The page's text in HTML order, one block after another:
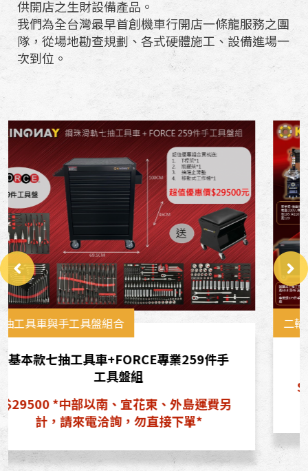
之
生
財
設
備
產
品
。
供開店之生財設備產品。
我們為全台灣最早首創機車行開店一條龍服務之團
隊，從場地勘查規劃、各式硬體施工、設備進場一
次到位。
二輪機車行-開店套裝基礎套裝
$176888 西半部免運含安裝 / 花東地區運
費另計含安裝
二輪機車行-開店套裝基礎套裝